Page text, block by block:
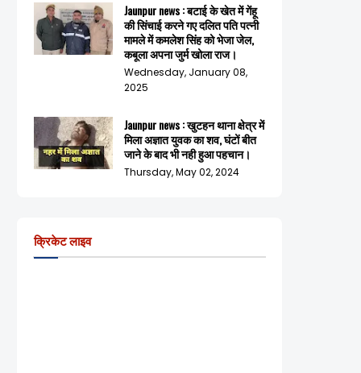
Jaunpur news : बटाई के खेत में गेंहू
की सिंचाई करने गए दलित पति पत्नी
मामले में कमलेश सिंह को भेजा जेल,
कबूला अपना जुर्म खोला राज।
Wednesday, January 08,
2025
Jaunpur news : खुटहन थाना क्षेत्र में
मिला अज्ञात युवक का शव, घंटों बीत
जाने के बाद भी नही हुआ पहचान।
Thursday, May 02, 2024
क्रिकेट लाइव